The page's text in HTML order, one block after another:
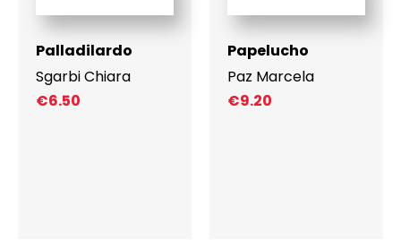
Palladilardo
Sgarbi Chiara
€6.50
Papelucho
Paz Marcela
€9.20